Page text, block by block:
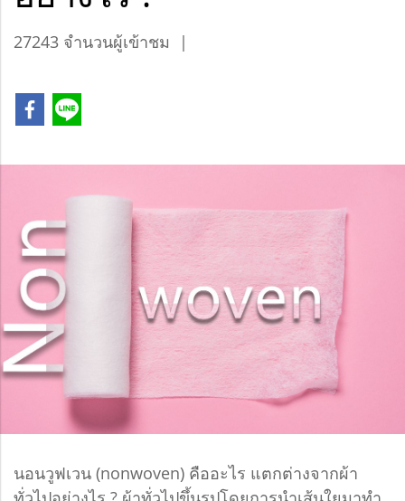
27243 จำนวนผู้เข้าชม |
นอนวูฟเวน (nonwoven) คืออะไร แตกต่างจากผ้า